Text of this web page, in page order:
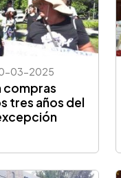
03-2025
compras
tres años del